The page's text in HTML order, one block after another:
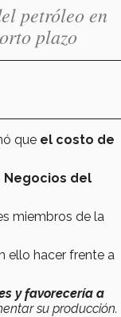
petróleo en
plazo
que el costo de
Negocios del
miembros de la
ello hacer frente a
y favorecería a
su producción.